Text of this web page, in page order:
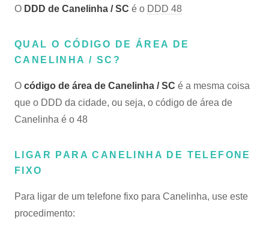
O DDD de Canelinha / SC é o DDD 48
QUAL O CÓDIGO DE ÁREA DE
CANELINHA / SC?
O código de área de Canelinha / SC é a mesma coisa
que o DDD da cidade, ou seja, o código de área de
Canelinha é o 48
LIGAR PARA CANELINHA DE TELEFONE
FIXO
Para ligar de um telefone fixo para Canelinha, use este
procedimento: